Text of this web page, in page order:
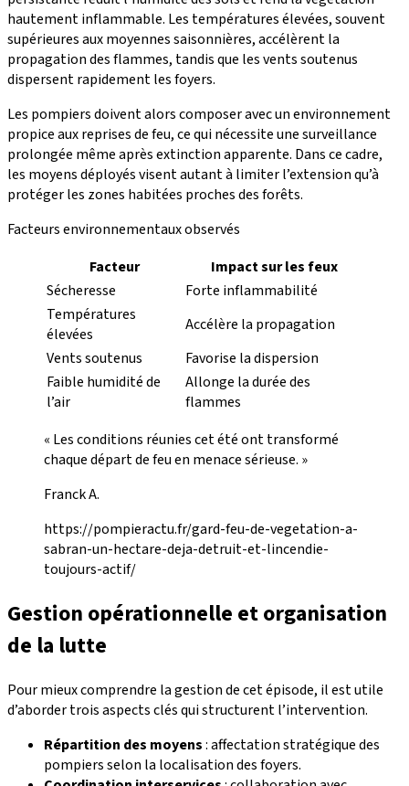
hautement inflammable. Les températures élevées, souvent
supérieures aux moyennes saisonnières, accélèrent la
propagation des flammes, tandis que les vents soutenus
dispersent rapidement les foyers.
Les pompiers doivent alors composer avec un environnement
propice aux reprises de feu, ce qui nécessite une surveillance
prolongée même après extinction apparente. Dans ce cadre,
les moyens déployés visent autant à limiter l’extension qu’à
protéger les zones habitées proches des forêts.
Facteurs environnementaux observés
Facteur
Impact sur les feux
Sécheresse
Forte inflammabilité
Températures
élevées
Accélère la propagation
Vents soutenus
Favorise la dispersion
Faible humidité de
l’air
Allonge la durée des
flammes
« Les conditions réunies cet été ont transformé
chaque départ de feu en menace sérieuse. »
Franck A.
https://pompieractu.fr/gard-feu-de-vegetation-a-
sabran-un-hectare-deja-detruit-et-lincendie-
toujours-actif/
Gestion opérationnelle et organisation
de la lutte
Pour mieux comprendre la gestion de cet épisode, il est utile
d’aborder trois aspects clés qui structurent l’intervention.
Répartition des moyens: affectation stratégique des
pompiers selon la localisation des foyers.